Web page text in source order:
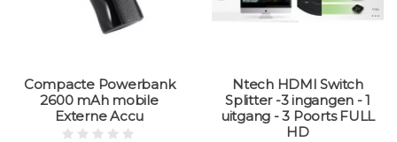
Compacte Powerbank
2600 mAh mobile
Externe Accu
Ntech HDMI Switch
Splitter -3 ingangen - 1
uitgang - 3 Poorts FULL
HD